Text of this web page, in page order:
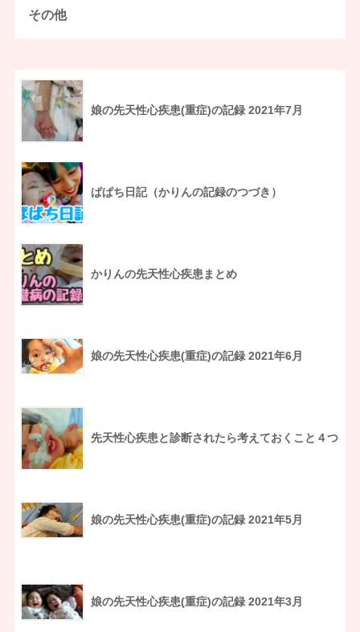
その他
娘の先天性心疾患(重症)の記録 2021年7月
ぱぱち日記（かりんの記録のつづき）
かりんの先天性心疾患まとめ
娘の先天性心疾患(重症)の記録 2021年6月
先天性心疾患と診断されたら考えておくこと４つ
娘の先天性心疾患(重症)の記録 2021年5月
娘の先天性心疾患(重症)の記録 2021年3月